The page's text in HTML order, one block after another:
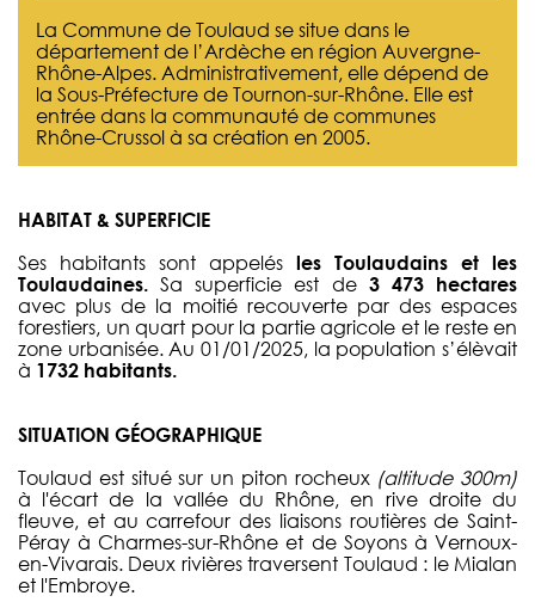
La Commune de Toulaud se situe dans le
département de l’Ardèche en région Auvergne-
Rhône-Alpes. Administrativement, elle dépend de
la Sous-Préfecture de Tournon-sur-Rhône. Elle est
entrée dans la communauté de communes
Rhône-Crussol à sa création en 2005.
HABITAT & SUPERFICIE
Ses habitants sont appelés les Toulaudains et les
Toulaudaines. Sa superficie est de 3 473 hectares
avec plus de la moitié recouverte par des espaces
forestiers, un quart pour la partie agricole et le reste en
zone urbanisée. Au 01/01/2025, la population s’élèvait
à 1732 habitants.
SITUATION GÉOGRAPHIQUE
Toulaud est situé sur un piton rocheux (altitude 300m)
à l'écart de la vallée du Rhône, en rive droite du
fleuve, et au carrefour des liaisons routières de Saint-
Péray à Charmes-sur-Rhône et de Soyons à Vernoux-
en-Vivarais. Deux rivières traversent Toulaud : le Mialan
et l'Embroye.